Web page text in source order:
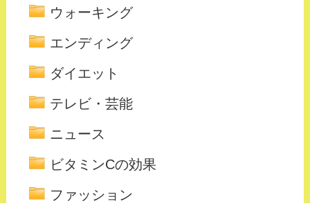
ウォーキング
エンディング
ダイエット
テレビ・芸能
ニュース
ビタミンCの効果
ファッション